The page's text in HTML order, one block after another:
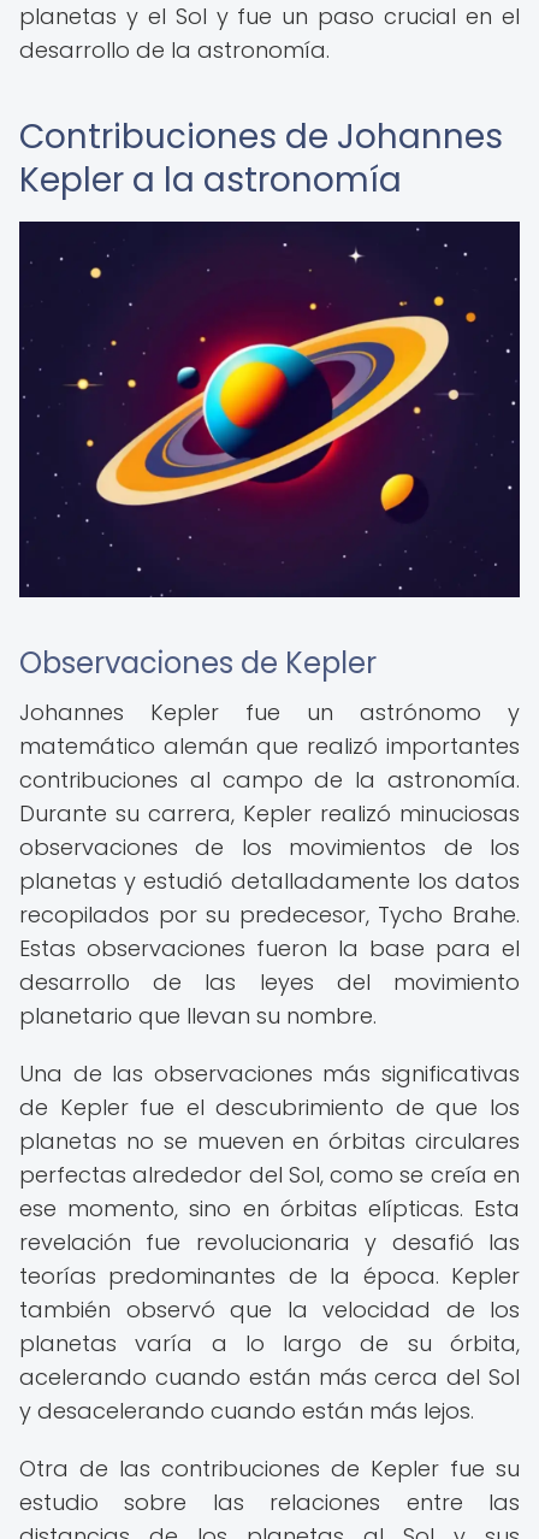
planetas y el Sol y fue un paso crucial en el
desarrollo de la astronomía.
Contribuciones de Johannes
Kepler a la astronomía
Observaciones de Kepler
Johannes Kepler fue un astrónomo y
matemático alemán que realizó importantes
contribuciones al campo de la astronomía.
Durante su carrera, Kepler realizó minuciosas
observaciones de los movimientos de los
planetas y estudió detalladamente los datos
recopilados por su predecesor, Tycho Brahe.
Estas observaciones fueron la base para el
desarrollo de las leyes del movimiento
planetario que llevan su nombre.
Una de las observaciones más significativas
de Kepler fue el descubrimiento de que los
planetas no se mueven en órbitas circulares
perfectas alrededor del Sol, como se creía en
ese momento, sino en órbitas elípticas. Esta
revelación fue revolucionaria y desafió las
teorías predominantes de la época. Kepler
también observó que la velocidad de los
planetas varía a lo largo de su órbita,
acelerando cuando están más cerca del Sol
y desacelerando cuando están más lejos.
Otra de las contribuciones de Kepler fue su
estudio sobre las relaciones entre las